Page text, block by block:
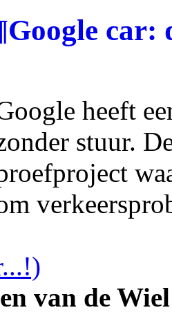
Google car:
heeft
stuur.
van de Wiel